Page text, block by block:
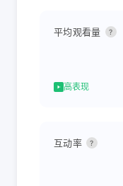
平均观看量 ?
高表现
互动率 ?